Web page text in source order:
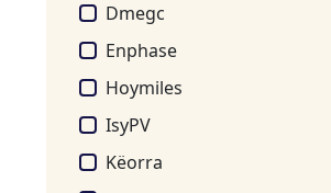
Dmegc
Enphase
Hoymiles
IsyPV
Këorra